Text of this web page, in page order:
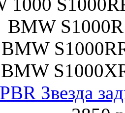
BMW
BMW
BMW
PBR Звезда